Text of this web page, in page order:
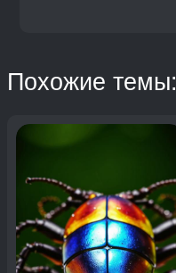
Похожие темы: